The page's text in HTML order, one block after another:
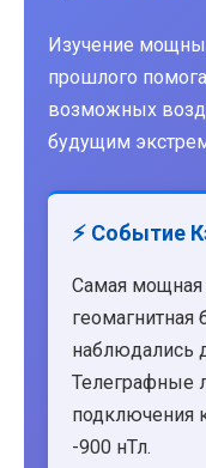
Изучение
прошлого
возможных
будущим
⚡ Событие
Самая мощная
геомагнитная
наблюдались
Телеграфные
подключения
-900 нТл.